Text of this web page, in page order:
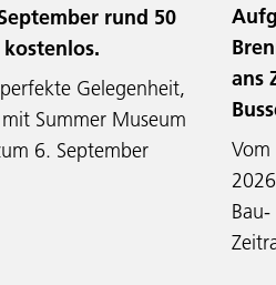
rund 50
Gelegenheit,
Summer Museum
6. September
ans
Vom